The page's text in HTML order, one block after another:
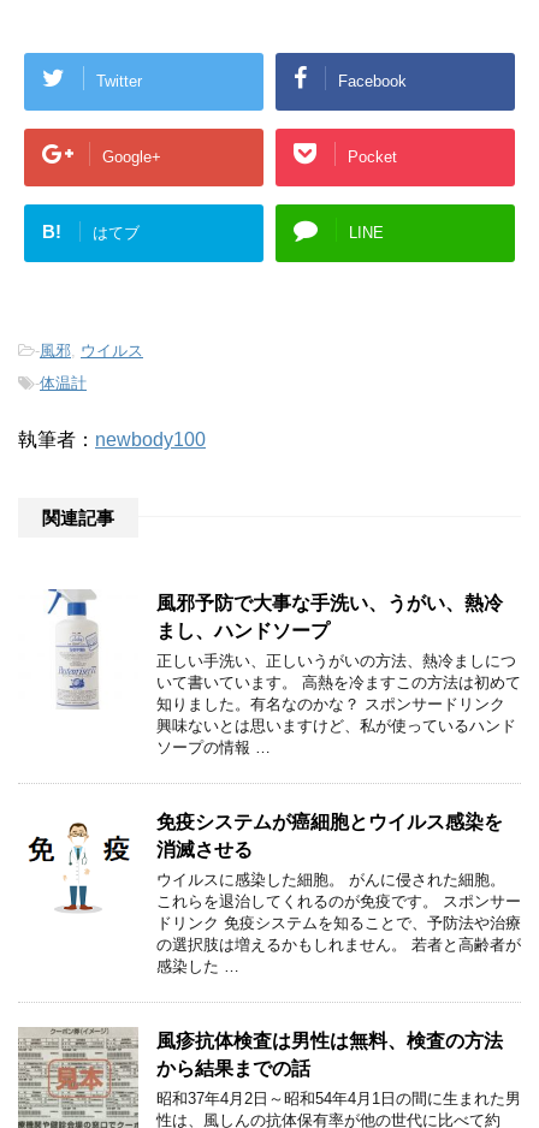
Twitter Facebook
Google+ Pocket
B! はてブ LINE
-風邪 ウイルス
-体温計
執筆者： newbody100
関連記事
風邪予防で大事な手洗い、うがい、熱冷
まし、ハンドソープ
正しい手洗い、正しいうがいの方法、熱冷ましにつ
いて書いています。 高熱を冷ますこの方法は初めて
知りました。有名なのかな？ スポンサードリンク
興味ないとは思いますけど、私が使っているハンド
ソープの情報 …
免疫システムが癌細胞とウイルス感染を
消滅させる
ウイルスに感染した細胞。 がんに侵された細胞。
これらを退治してくれるのが免疫です。 スポンサー
ドリンク 免疫システムを知ることで、予防法や治療
の選択肢は増えるかもしれません。 若者と高齢者が
感染した …
風疹抗体検査は男性は無料、検査の方法
から結果までの話
昭和37年4月2日～昭和54年4月1日の間に生まれた男
性は、風しんの抗体保有率が他の世代に比べて約